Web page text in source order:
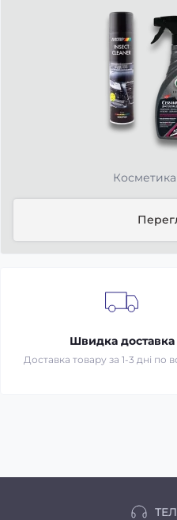
Косметика
Швидка доставка
Доставка товару за 1-3 дні по